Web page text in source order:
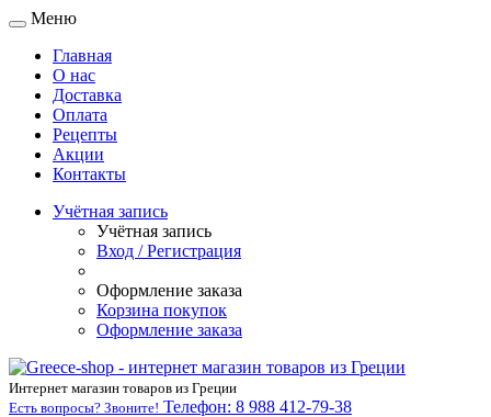
Меню
Главная
О нас
Доставка
Оплата
Рецепты
Акции
Контакты
Учётная запись
Учётная запись
Вход / Регистрация
Оформление заказа
Корзина покупок
Оформление заказа
Интернет магазин товаров из Греции
Есть вопросы? Звоните! Телефон: 8 988 412-79-38